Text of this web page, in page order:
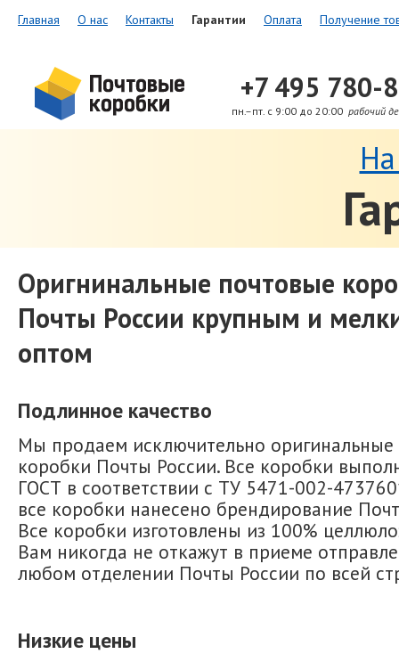
Главная О нас Контакты Гарантии Оплата Получение
+7 495 780-
пн.–пт. с 9:00 до 20:00 рабочий
Оригнинальные почтовые
Почты России крупным и
оптом
Подлинное качество
Мы продаем исключительно оригинальные
коробки Почты России. Все коробки
ГОСТ в соответствии с ТУ 5471-002-
все коробки нанесено брендирование
Все коробки изготовлены из 100%
Вам никогда не откажут в приеме
любом отделении Почты России по всей
Низкие цены